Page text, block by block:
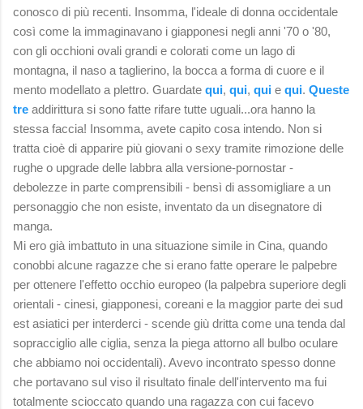
conosco di più recenti. Insomma, l'ideale di donna occidentale
così come la immaginavano i giapponesi negli anni '70 o '80,
con gli occhioni ovali grandi e colorati come un lago di
montagna, il naso a taglierino, la bocca a forma di cuore e il
mento modellato a plettro. Guardate qui, qui, qui e qui. Queste
tre addirittura si sono fatte rifare tutte uguali...ora hanno la
stessa faccia! Insomma, avete capito cosa intendo. Non si
tratta cioè di apparire più giovani o sexy tramite rimozione delle
rughe o upgrade delle labbra alla versione-pornostar -
debolezze in parte comprensibili - bensì di assomigliare a un
personaggio che non esiste, inventato da un disegnatore di
manga.
Mi ero già imbattuto in una situazione simile in Cina, quando
conobbi alcune ragazze che si erano fatte operare le palpebre
per ottenere l'effetto occhio europeo (la palpebra superiore degli
orientali - cinesi, giapponesi, coreani e la maggior parte dei sud
est asiatici per interderci - scende giù dritta come una tenda dal
sopracciglio alle ciglia, senza la piega attorno all bulbo oculare
che abbiamo noi occidentali). Avevo incontrato spesso donne
che portavano sul viso il risultato finale dell'intervento ma fui
totalmente scioccato quando una ragazza con cui facevo